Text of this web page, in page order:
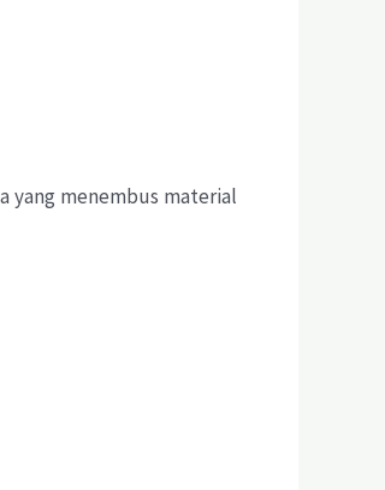
yang menembus material